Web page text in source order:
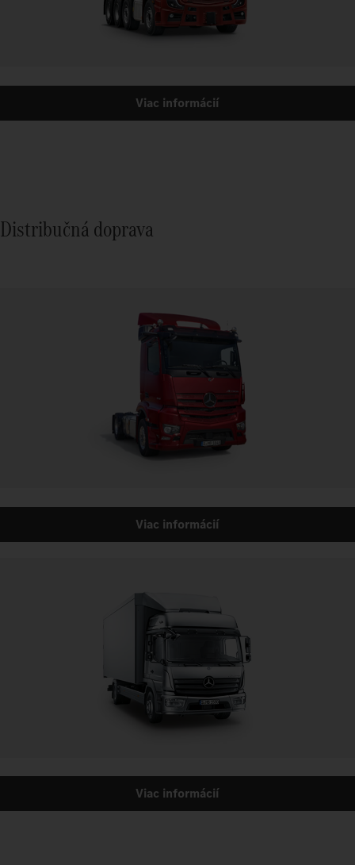
Viac informácií
Distribučná doprava
Viac informácií
Viac informácií